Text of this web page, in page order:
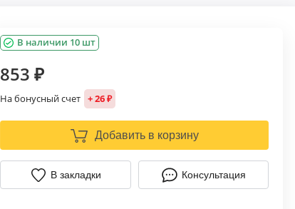
В наличии 10 шт
853 ₽
На бонусный счет + 26 ₽
Добавить в корзину
В закладки Консультация